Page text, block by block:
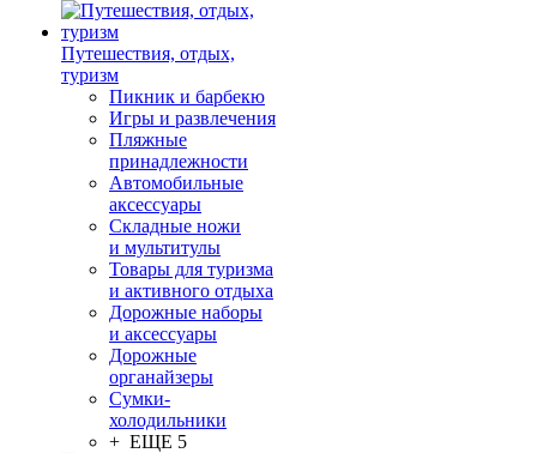
Путешествия, отдых,
туризм
Пикник и барбекю
Игры и развлечения
Пляжные
принадлежности
Автомобильные
аксессуары
Складные ножи
и мультитулы
Товары для туризма
и активного отдыха
Дорожные наборы
и аксессуары
Дорожные
органайзеры
Сумки-
холодильники
+ ЕЩЕ 5